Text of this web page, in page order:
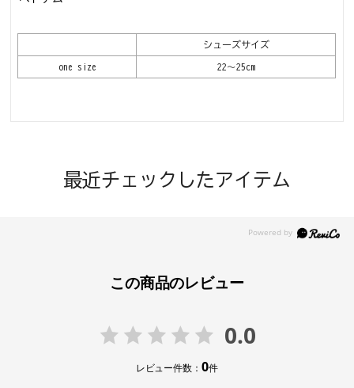
シューズサイズ
one size 22～25cm
最近チェックしたアイテム
この商品のレビュー
0.0
レビュー件数：0件